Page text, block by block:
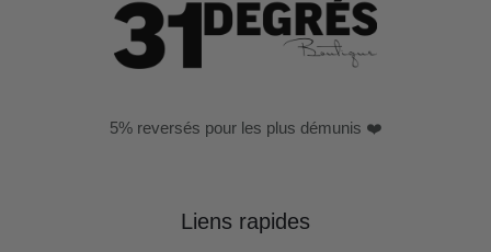
5% reversés pour les plus démunis ❤️
Liens rapides